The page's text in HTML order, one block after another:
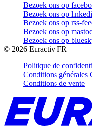
Bezoek ons op
Bezoek ons op
Bezoek ons op rss-
Bezoek ons op
Bezoek ons op
© 2026 Euractiv FR
Politique de
Conditions générales
Conditions de vente